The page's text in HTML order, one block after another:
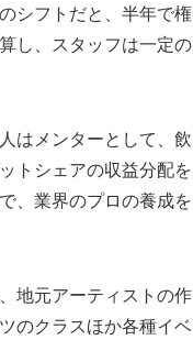
シフトだと、半年で権
し、スタッフは一定の
はメンターとして、飲
トシェアの収益分配を
、業界のプロの養成を
地元アーティストの作
のクラスほか各種イベ